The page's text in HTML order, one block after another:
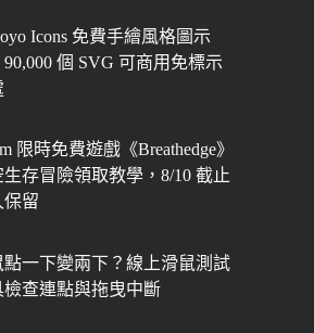
Icons 免費手繪風格圖示
90,000 個 SVG 可商用免標示
限時免費遊戲《Breathedge》
生存冒險領取教學，8/10 截止
保留
點一下變兩下？線上滑鼠測試
檢查連點與拖曳中斷